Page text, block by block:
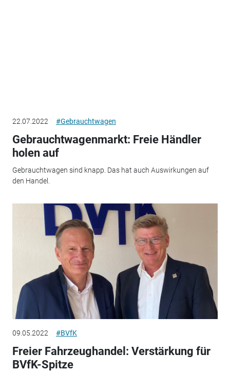
22.07.2022 #Gebrauchtwagen
Gebrauchtwagenmarkt: Freie Händler
holen auf
Gebrauchtwagen sind knapp. Das hat auch Auswirkungen auf
den Handel.
09.05.2022 #BVfK
Freier Fahrzeughandel: Verstärkung für
BVfK-Spitze